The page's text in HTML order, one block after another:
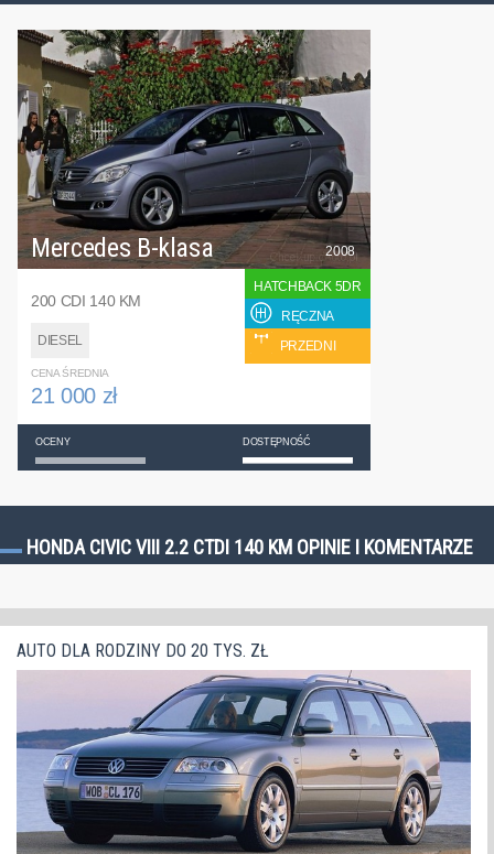
Mercedes B-klasa
200 CDI 140 KM
DIESEL
2008
HATCHBACK 5DR
RĘCZNA
PRZEDNI
CENA ŚREDNIA
21 000 zł
OCENY DOSTĘPNOŚĆ
HONDA CIVIC VIII 2.2 CTDI 140 KM OPINIE I KOMENTARZE
AUTO DLA RODZINY DO 20 TYS. ZŁ